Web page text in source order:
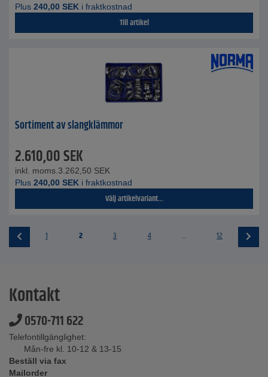
Plus 240,00 SEK i fraktkostnad
Till artikel
Sortiment av slangklämmor
2.610,00SEK
inkl. moms. 3.262,50 SEK
Plus 240,00 SEK i fraktkostnad
Välj artikelvariant...
1 2 3 4 ... 12
Kontakt
0570-711 622
Telefontillgänglighet:
Mån-fre kl. 10-12 & 13-15
Beställ via fax
Mailorder